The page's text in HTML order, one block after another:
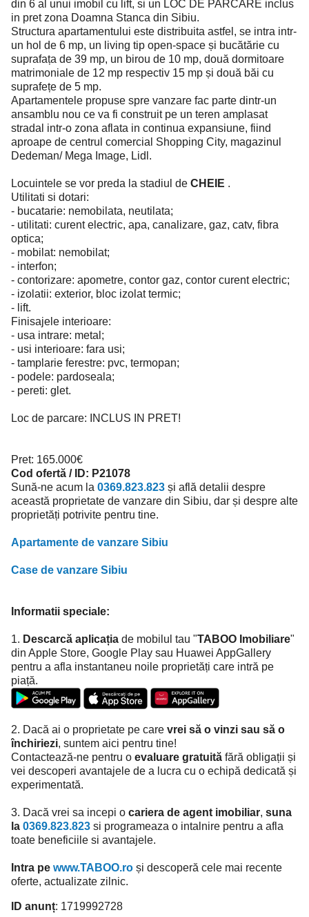
din 6 al unui imobil cu lift, si un LOC DE PARCARE inclus
in pret zona Doamna Stanca din Sibiu.
Structura apartamentului este distribuita astfel, se intra intr-
un hol de 6 mp, un living tip open-space și bucătărie cu
suprafața de 39 mp, un birou de 10 mp, două dormitoare
matrimoniale de 12 mp respectiv 15 mp și două băi cu
suprafețe de 5 mp.
Apartamentele propuse spre vanzare fac parte dintr-un
ansamblu nou ce va fi construit pe un teren amplasat
stradal intr-o zona aflata in continua expansiune, fiind
aproape de centrul comercial Shopping City, magazinul
Dedeman/ Mega Image, Lidl.
Locuintele se vor preda la stadiul de CHEIE .
Utilitati si dotari:
- bucatarie: nemobilata, neutilata;
- utilitati: curent electric, apa, canalizare, gaz, catv, fibra
optica;
- mobilat: nemobilat;
- interfon;
- contorizare: apometre, contor gaz, contor curent electric;
- izolatii: exterior, bloc izolat termic;
- lift.
Finisajele interioare:
- usa intrare: metal;
- usi interioare: fara usi;
- tamplarie ferestre: pvc, termopan;
- podele: pardoseala;
- pereti: glet.
Loc de parcare: INCLUS IN PRET!
Pret: 165.000€
Cod ofertă / ID: P21078
Sună-ne acum la 0369.823.823 și află detalii despre
această proprietate de vanzare din Sibiu, dar și despre alte
proprietăți potrivite pentru tine.
Apartamente de vanzare Sibiu
Case de vanzare Sibiu
Informatii speciale:
1. Descarcă aplicația de mobilul tau "TABOO Imobiliare"
din Apple Store, Google Play sau Huawei AppGallery
pentru a afla instantaneu noile proprietăți care intră pe
piață.
2. Dacă ai o proprietate pe care vrei să o vinzi sau să o
închiriezi, suntem aici pentru tine!
Contactează-ne pentru o evaluare gratuită fără obligații și
vei descoperi avantajele de a lucra cu o echipă dedicată și
experimentată.
3. Dacă vrei sa incepi o cariera de agent imobiliar, suna
la 0369.823.823 si programeaza o intalnire pentru a afla
toate beneficiile si avantajele.
Intra pe www.TABOO.ro și descoperă cele mai recente
oferte, actualizate zilnic.
ID anunț: 1719992728